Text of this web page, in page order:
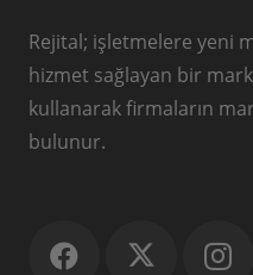
Rejital; işletmelere yeni
hizmet sağlayan bir
kullanarak firmaların
bulunur.